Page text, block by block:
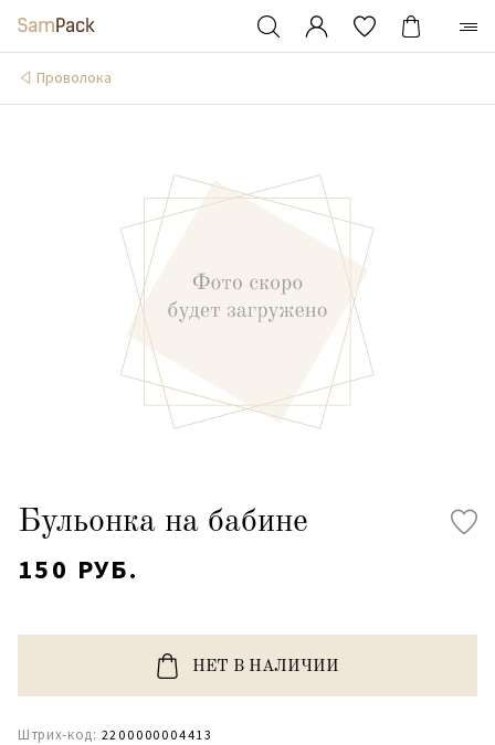
Проволока
Бульонка на бабине
150 РУБ.
НЕТ В НАЛИЧИИ
Штрих-код: 2200000004413